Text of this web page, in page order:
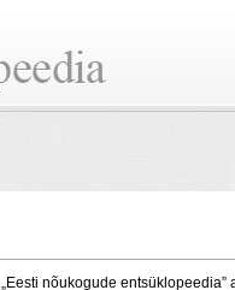
„Eesti nõukogude